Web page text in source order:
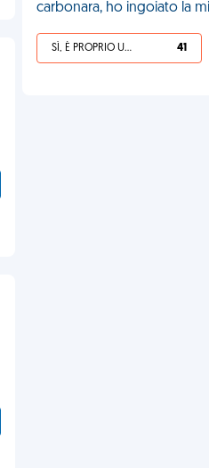
carbonara, ho ingoiato la
SÌ, È PROPRIO UNA VDM! 41